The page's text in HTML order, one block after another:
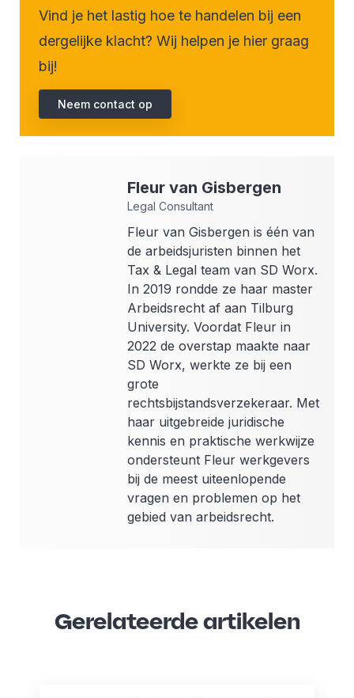
Vind je het lastig hoe te handelen bij een
dergelijke klacht? Wij helpen je hier graag
bij!
Neem contact op
Fleur van Gisbergen
Legal Consultant
Fleur van Gisbergen is één van
de arbeidsjuristen binnen het
Tax & Legal team van SD Worx.
In 2019 rondde ze haar master
Arbeidsrecht af aan Tilburg
University. Voordat Fleur in
2022 de overstap maakte naar
SD Worx, werkte ze bij een
grote
rechtsbijstandsverzekeraar. Met
haar uitgebreide juridische
kennis en praktische werkwijze
ondersteunt Fleur werkgevers
bij de meest uiteenlopende
vragen en problemen op het
gebied van arbeidsrecht.
Gerelateerde artikelen